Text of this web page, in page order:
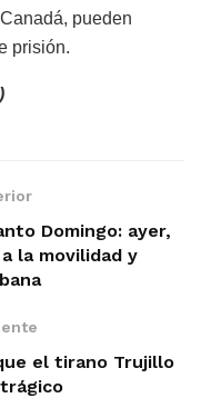
pueden
prisión.
Domingo: ayer,
la movilidad y
el tirano Trujillo